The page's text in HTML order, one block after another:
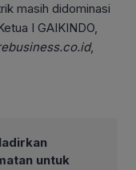
masih didominasi
I GAIKINDO,
,
untuk